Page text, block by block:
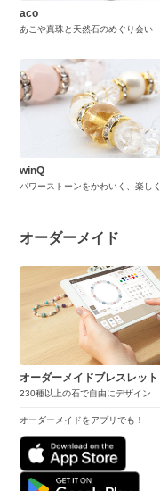
aco
あこや真珠と天然石のめぐり会い
winQ
パワーストーンをかわいく、楽しく
オーダーメイド
オーダーメイドブレスレット
230種以上の石で自由にデザイン
オーダーメイドをアプリでも！